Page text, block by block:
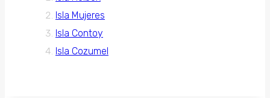
Isla Mujeres
Isla Contoy
Isla Cozumel